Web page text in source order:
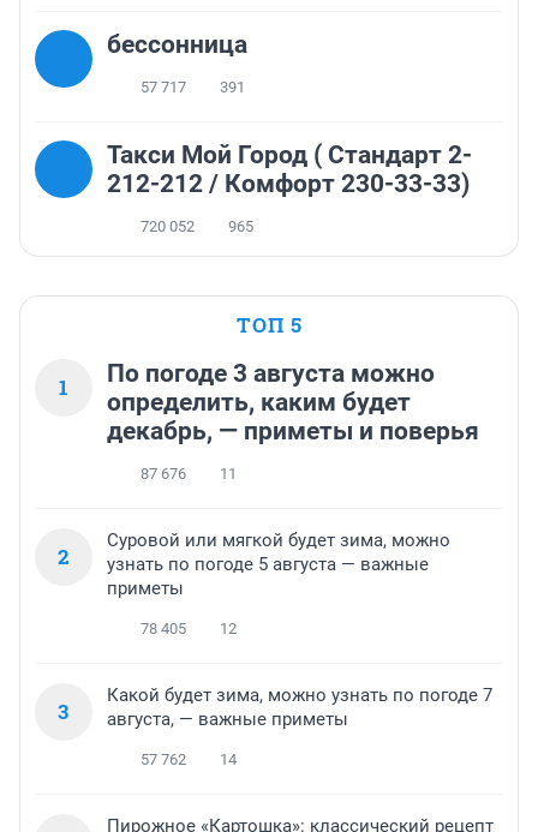
бессонница
57 717 391
Такси Мой Город ( Стандарт 2-
212-212 / Комфорт 230-33-33)
720 052 965
ТОП 5
1
По погоде 3 августа можно
определить, каким будет
декабрь, — приметы и поверья
87 676 11
2
Суровой или мягкой будет зима, можно
узнать по погоде 5 августа — важные
приметы
78 405 12
3
Какой будет зима, можно узнать по погоде 7
августа, — важные приметы
57 762 14
Пирожное «Картошка»: классический рецепт